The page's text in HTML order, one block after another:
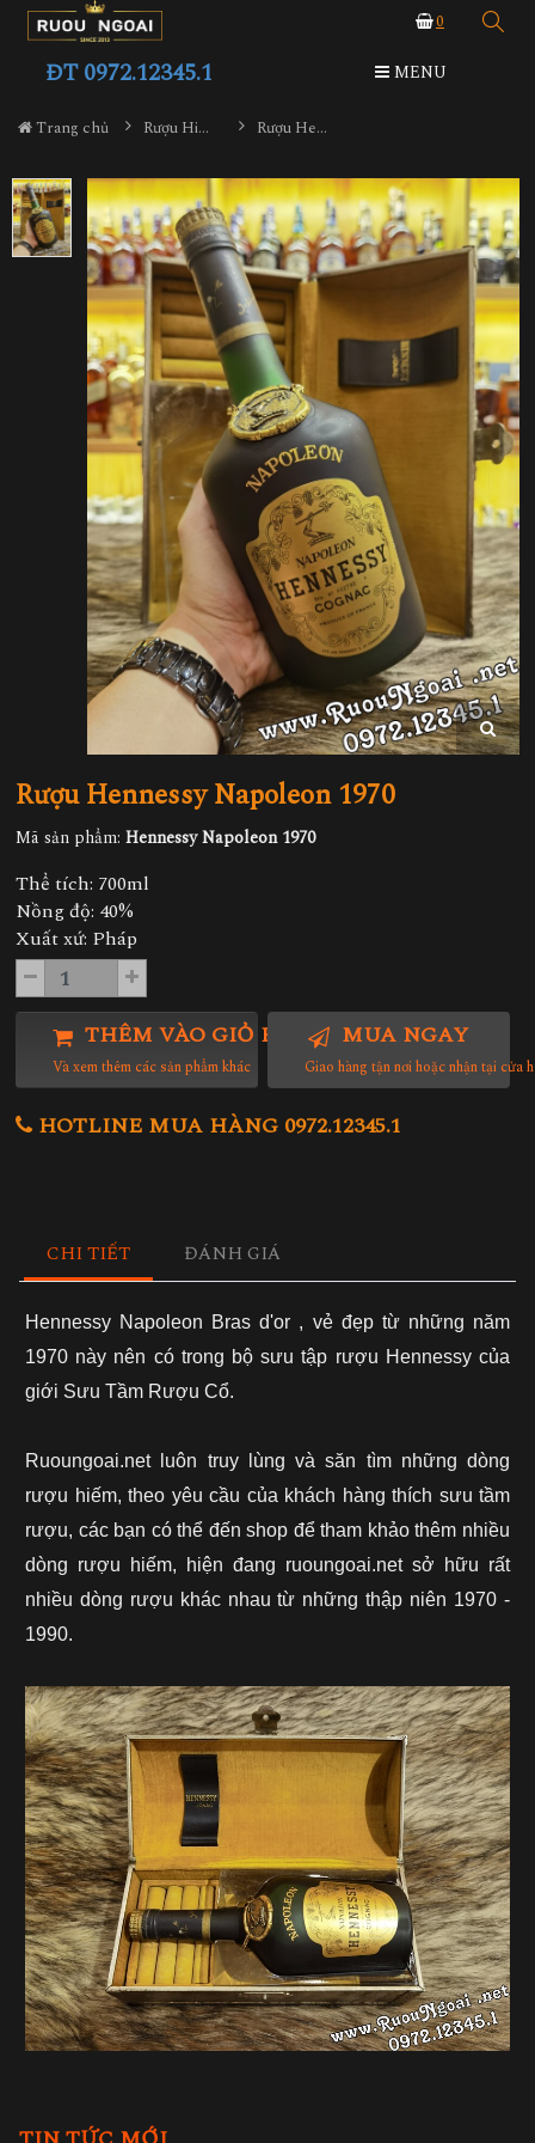
0
ĐT 0972.12345.1 MENU
Trang chủ Rượu Hiếm - Cũ Rượu Hennessy Napoleon 1970
Rượu Hennessy Napoleon 1970
Mã sản phẩm: Hennessy Napoleon 1970
Thể tích: 700ml
Nồng độ: 40%
Xuất xứ: Pháp
THÊM VÀO GIỎ HÀNG
Và xem thêm các sản phẩm khác
MUA NGAY
Giao hàng tận nơi hoặc nhận tại cửa
HOTLINE MUA HÀNG 0972.12345.1
CHI TIẾT ĐÁNH GIÁ
Hennessy Napoleon Bras d'or , vẻ đẹp từ những năm
1970 này nên có trong bộ sưu tập rượu Hennessy của
giới Sưu Tầm Rượu Cổ.
Ruoungoai.net luôn truy lùng và săn tìm những dòng
rượu hiếm, theo yêu cầu của khách hàng thích sưu tầm
rượu, các bạn có thể đến shop để tham khảo thêm nhiều
dòng rượu hiếm, hiện đang ruoungoai.net sở hữu rất
nhiều dòng rượu khác nhau từ những thập niên 1970 -
1990.